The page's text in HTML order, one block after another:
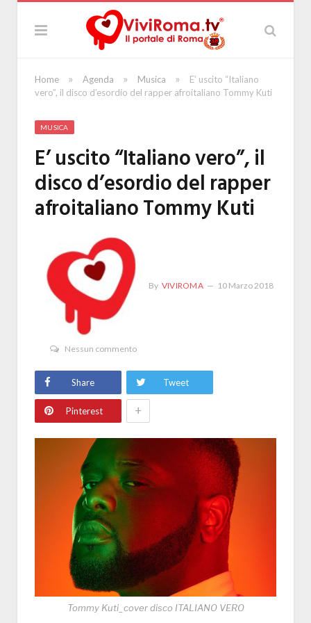
Home » Agenda » Musica »
E’ uscito “Italiano
vero”, il disco d’esordio del rapper afroitaliano Tommy Kuti
MUSICA
E’ uscito “Italiano vero”, il
disco d’esordio del rapper
afroitaliano Tommy Kuti
By VIVIROMA 10 Marzo 2018
Nessun commento
Share Tweet
Pinterest +
Tommy Kuti_cover disco ITALIANO VERO